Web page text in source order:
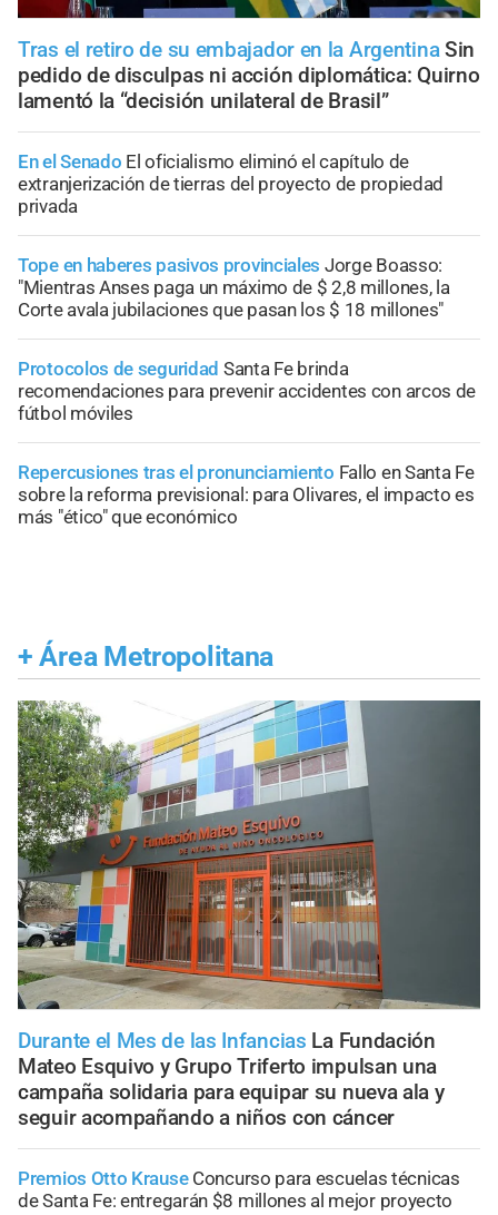
Tras el retiro de su embajador en la Argentina Sin
pedido de disculpas ni acción diplomática: Quirno
lamentó la “decisión unilateral de Brasil”
En el Senado El oficialismo eliminó el capítulo de
extranjerización de tierras del proyecto de propiedad
privada
Tope en haberes pasivos provinciales Jorge Boasso:
"Mientras Anses paga un máximo de $ 2,8 millones, la
Corte avala jubilaciones que pasan los $ 18 millones"
Protocolos de seguridad Santa Fe brinda
recomendaciones para prevenir accidentes con arcos de
fútbol móviles
Repercusiones tras el pronunciamiento Fallo en Santa Fe
sobre la reforma previsional: para Olivares, el impacto es
más "ético" que económico
+ Área Metropolitana
Durante el Mes de las Infancias La Fundación
Mateo Esquivo y Grupo Triferto impulsan una
campaña solidaria para equipar su nueva ala y
seguir acompañando a niños con cáncer
Premios Otto Krause Concurso para escuelas técnicas
de Santa Fe: entregarán $8 millones al mejor proyecto